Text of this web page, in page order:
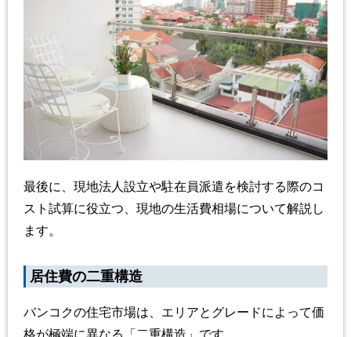
最後に、現地法人設立や駐在員派遣を検討する際のコ
スト試算に役立つ、現地の生活費相場について解説し
ます。
居住費の二重構造
バンコクの住宅市場は、エリアとグレードによって価
格が極端に異なる「二重構造」です。